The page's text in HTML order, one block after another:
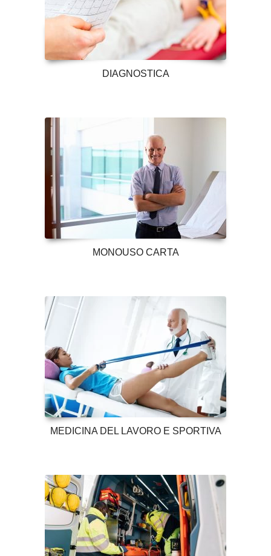
DIAGNOSTICA
MONOUSO CARTA
MEDICINA DEL LAVORO E SPORTIVA